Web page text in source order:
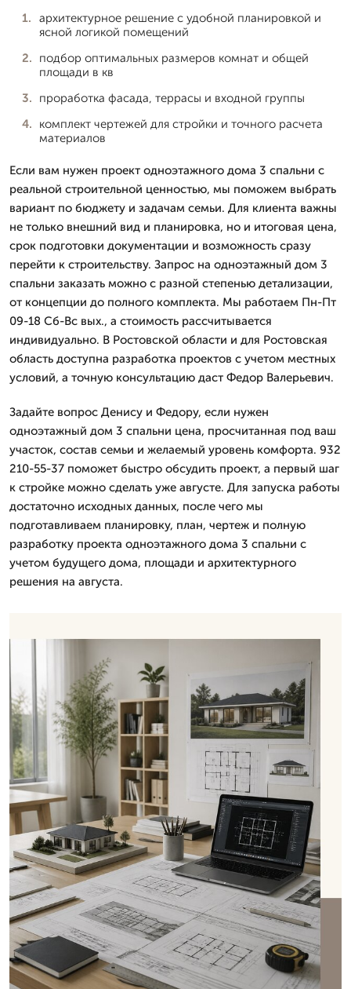
архитектурное решение с удобной планировкой и
ясной логикой помещений
подбор оптимальных размеров комнат и общей
площади в кв
проработка фасада, террасы и входной группы
комплект чертежей для стройки и точного расчета
материалов
Если вам нужен проект одноэтажного дома 3 спальни с
реальной строительной ценностью, мы поможем выбрать
вариант по бюджету и задачам семьи. Для клиента важны
не только внешний вид и планировка, но и итоговая цена,
срок подготовки документации и возможность сразу
перейти к строительству. Запрос на одноэтажный дом 3
спальни заказать можно с разной степенью детализации,
от концепции до полного комплекта. Мы работаем Пн-Пт
09-18 Сб-Вс вых., а стоимость рассчитывается
индивидуально. В Ростовской области и для Ростовская
область доступна разработка проектов с учетом местных
условий, а точную консультацию даст Федор Валерьевич.
Задайте вопрос Денису и Федору, если нужен
одноэтажный дом 3 спальни цена, просчитанная под ваш
участок, состав семьи и желаемый уровень комфорта. 932
210-55-37 поможет быстро обсудить проект, а первый шаг
к стройке можно сделать уже августе. Для запуска работы
достаточно исходных данных, после чего мы
подготавливаем планировку, план, чертеж и полную
разработку проекта одноэтажного дома 3 спальни с
учетом будущего дома, площади и архитектурного
решения на августа.